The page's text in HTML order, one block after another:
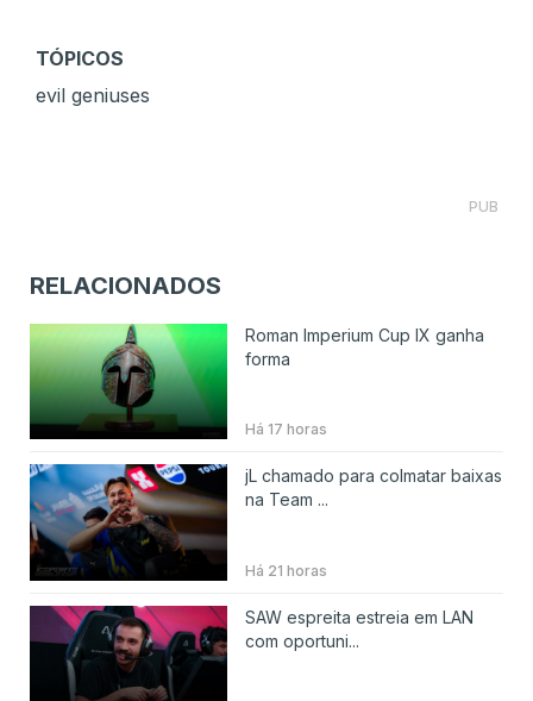
TÓPICOS
evil geniuses
PUB
RELACIONADOS
Roman Imperium Cup IX ganha
forma
Há 17 horas
jL chamado para colmatar baixas
na Team ...
Há 21 horas
SAW espreita estreia em LAN
com oportuni...